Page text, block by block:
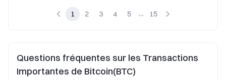
1 2 3 4 5 15
Questions fréquentes sur les Transactions
Importantes de Bitcoin(BTC)